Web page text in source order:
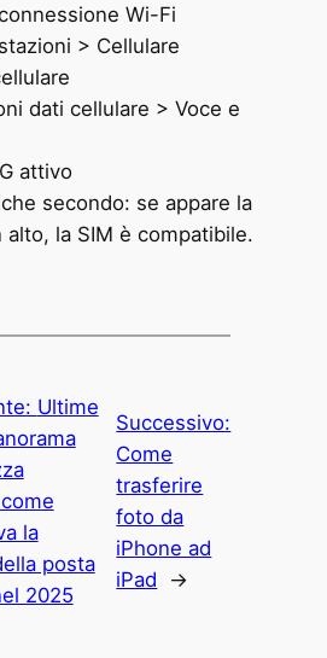
Wi-Fi
> Cellulare
dati cellulare > Voce e
attivo
secondo: se appare la
alto, la SIM è compatibile.
Ultime
la
posta
2025
Successivo:
Come
trasferire
foto da
iPhone ad
iPad
→